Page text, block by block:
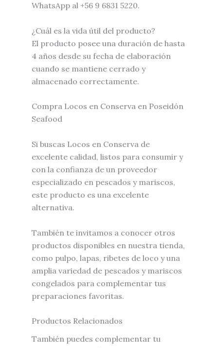
WhatsApp al +56 9 6831 5220.
¿Cuál es la vida útil del producto?
El producto posee una duración de hasta
4 años desde su fecha de elaboración
cuando se mantiene cerrado y
almacenado correctamente.
Compra Locos en Conserva en Poseidón
Seafood
Si buscas Locos en Conserva de
excelente calidad, listos para consumir y
con la confianza de un proveedor
especializado en pescados y mariscos,
este producto es una excelente
alternativa.
También te invitamos a conocer otros
productos disponibles en nuestra tienda,
como pulpo, lapas, ribetes de loco y una
amplia variedad de pescados y mariscos
congelados para complementar tus
preparaciones favoritas.
Productos Relacionados
También puedes complementar tu